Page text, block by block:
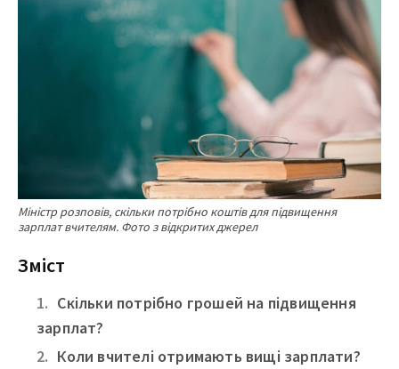
Міністр розповів, скільки потрібно коштів для підвищення
зарплат вчителям. Фото з відкритих джерел
Зміст
Скільки потрібно грошей на підвищення
зарплат?
Коли вчителі отримають вищі зарплати?